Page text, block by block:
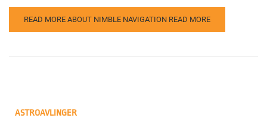
READ MORE ABOUT NIMBLE NAVIGATION READ MORE
ASTROAVLINGER